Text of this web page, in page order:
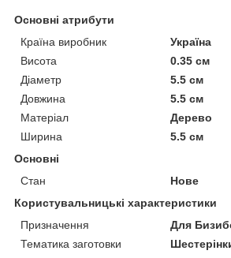
Основні атрибути
Країна виробник
Україна
Висота
0.35 см
Діаметр
5.5 см
Довжина
5.5 см
Матеріал
Дерево
Ширина
5.5 см
Основні
Стан
Нове
Користувальницькі характеристики
Призначення
Для
Тематика заготовки